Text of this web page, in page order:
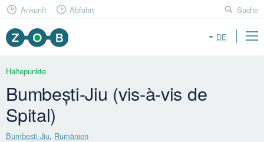
DE
Ankunft Abfahrt Suche
Haltepunkte
Bumbești-Jiu (vis-à-vis de
Spital)
Bumbești-Jiu, Rumänien